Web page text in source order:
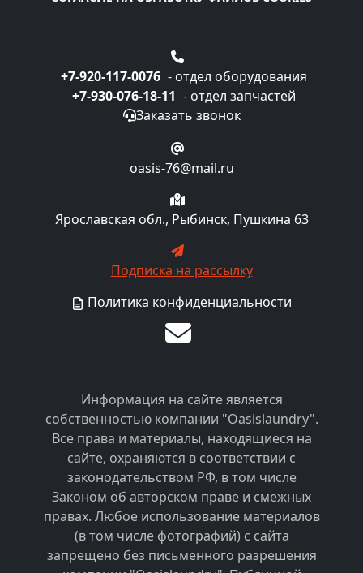
+7-920-117-0076 - отдел оборудования
+7-930-076-18-11 - отдел запчастей
Заказать звонок
oasis-76@mail.ru
Ярославская обл., Рыбинск, Пушкина 63
Подписка на рассылку
Политика конфиденциальности
Информация на сайте является
собственностью компании "Oasislaundry".
Все права и материалы, находящиеся на
сайте, охраняются в соответствии с
законодательством РФ, в том числе
Законом об авторском праве и смежных
правах. Любое использование материалов
(в том числе фотографий) с сайта
запрещено без письменного разрешения